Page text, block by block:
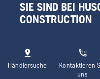
SIE SIND BEI
CONSTRUCTION
Händlersuche
Kontaktieren
uns